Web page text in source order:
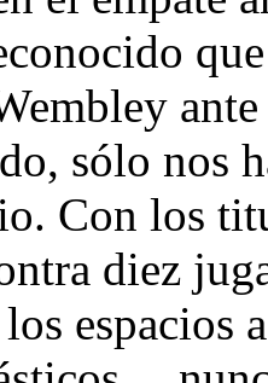
sólo nos
Con los
diez
espacios